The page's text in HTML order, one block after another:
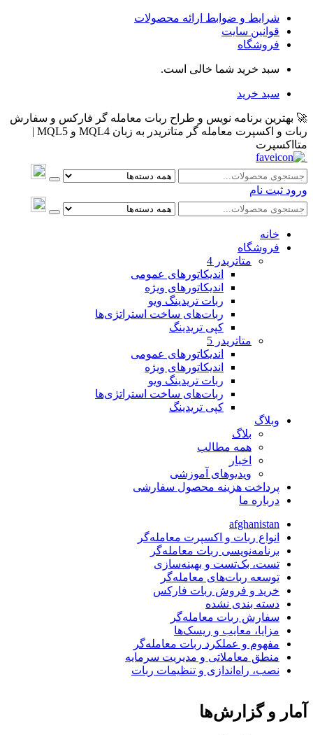
شرایط و ضوابط ارائه محصولات
قوانین سایت
فروشگاه
سبد خرید شما خالی است.
سبد خرید
🚀 بهترین برنامه نویس و طراح ربات معامله گر فارکس و سفارش
ربات و اکسپرت معامله گر متاتریدر به زبان MQL4 و MQL5 |
متااکسپرت
ورود ثبت نام
خانه
فروشگاه
متاتريدر 4
اندیکاتورهای عمومی
اندیکاتورهای ویژه
ربات تریدینگ ویو
ربات‌های ساخت استراتژی‌ها
کپی تریدینگ
متاتريدر 5
اندیکاتورهای عمومی
اندیکاتورهای ویژه
ربات تریدینگ ویو
ربات‌های ساخت استراتژی‌ها
کپی تریدینگ
وبلاگ
بلاگ
همه مطالب
اخبار
ویدیوهای آموزشی
پرداخت هزینه محصول سفارشی
درباره ما
afghanistan
انواع ربات و اکسپرت معامله‌گر
برنامه‌نویسی ربات معامله‌گر
تست، بک‌تست و بهینه‌سازی
توسعه ربات‌های معامله‌گر
خرید و فروش ربات فارکس
دسته بندی نشده
سفارش ربات معامله‌گر
مزایا، معایب و ریسک‌ها
مفهوم و عملکرد ربات معامله‌گر
منطق معاملاتی و مدیریت سرمایه
نصب، راه‌اندازی و تنظیمات ربات
آمار و گزارش‌ها